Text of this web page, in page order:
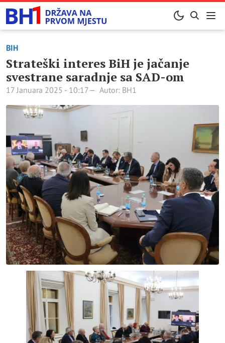
BIH
Strateški interes BiH je jačanje
svestrane saradnje sa SAD-om
17 Januara 2025 - 10:17 Autor: BH1